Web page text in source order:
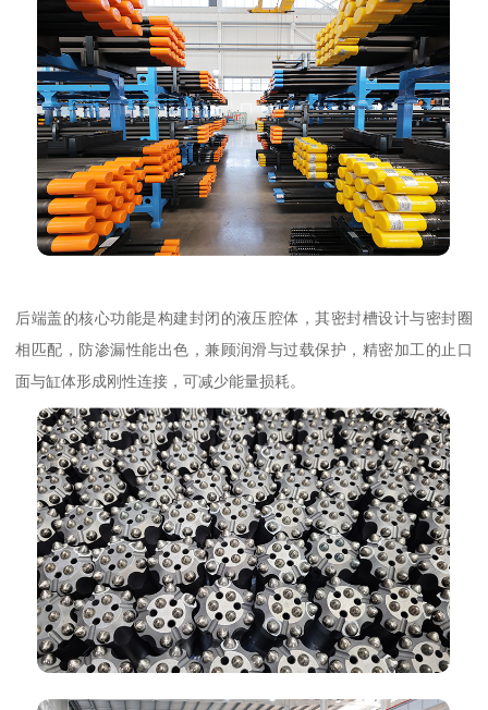
后端盖的核心功能是构建封闭的液压腔体，其密封槽设计与密封圈
相匹配，防渗漏性能出色，兼顾润滑与过载保护，精密加工的止口
面与缸体形成刚性连接，可减少能量损耗。